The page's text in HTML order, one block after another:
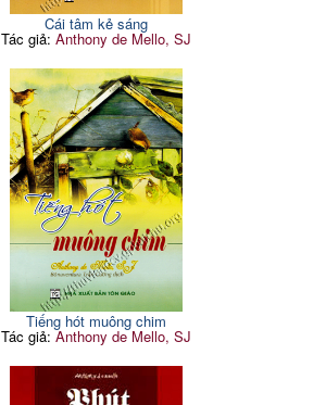
Cái tâm kẻ sáng
Tác giả: Anthony de Mello, SJ
Tiếng hót muông chim
Tác giả:Anthony de Mello, SJ